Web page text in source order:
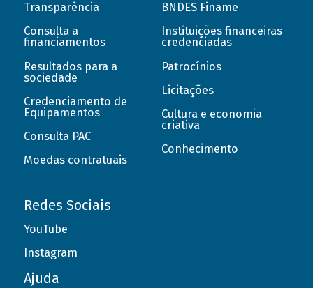
Transparência
Consulta a
financiamentos
Resultados para a
sociedade
Credenciamento de
Equipamentos
Consulta PAC
Moedas contratuais
BNDES Finame
Instituições financeiras
credenciadas
Patrocínios
Licitações
Cultura e economia
criativa
Conhecimento
Redes Sociais
YouTube
Instagram
Ajuda